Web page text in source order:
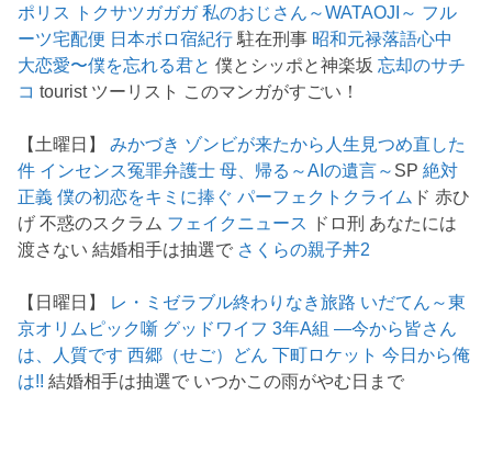
ポリス
トクサツガガガ 私のおじさん～WATAOJI～ フル
ーツ宅配便 日本ボロ宿紀行 駐在刑事 昭和元禄落語心中
大恋愛〜僕を忘れる君と 僕とシッポと神楽坂忘却のサチ
コ tourist ツーリスト このマンガがすごい！
【土曜日】みかづき ゾンビが来たから人生見つめ直した
件 インセンス冤罪弁護士 母、帰る～AIの遺言～ SP絶対
正義 僕の初恋をキミに捧ぐ パーフェクトクライム ド 赤ひ
げ 不惑のスクラム フェイクニュース
ドロ刑 あなたには
渡さない 結婚相手は抽選で さくらの親子丼2
【日曜日】 レ・ミゼラブル終わりなき旅路 いだてん～東
京オリムピック噺 グッドワイフ 3年A組 ―今から皆さん
は、人質です 西郷（せご）どん 下町ロケット 今日から俺
は!! 結婚相手は抽選で いつかこの雨がやむ日まで